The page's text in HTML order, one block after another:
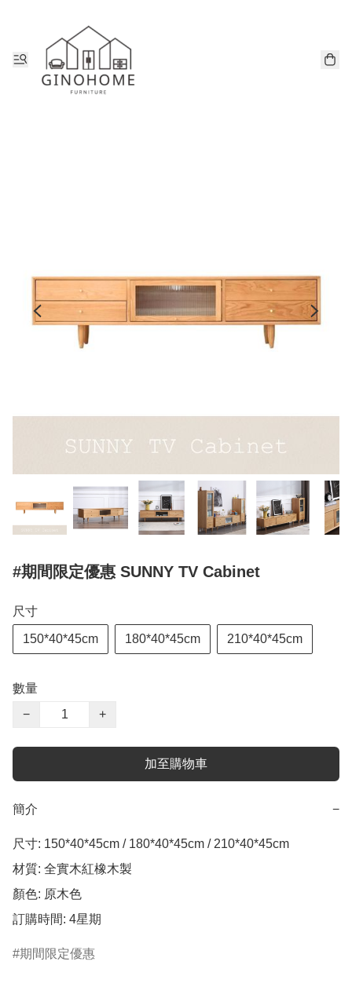
#期間限定優惠 SUNNY TV Cabinet
尺寸
150*40*45cm 180*40*45cm 210*40*45cm
數量
−
+
加至購物車
簡介 −
尺寸: 150*40*45cm / 180*40*45cm / 210*40*45cm
材質: 全實木紅橡木製
顏色: 原木色
訂購時間: 4星期
期間限定優惠